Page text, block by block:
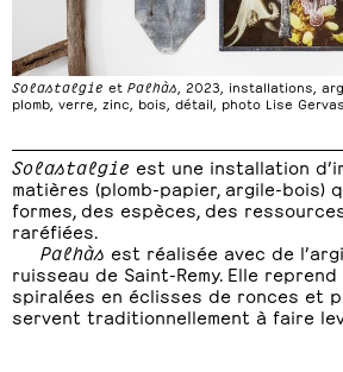
Solastalgie est une installation
matières (plomb-papier, argile-bois)
formes, des espèces, des
raréfiées.
Palhàs est réalisée avec de
ruisseau de Saint-Remy. Elle
spiralées en éclisses de ronces et
servent traditionnellement à faire
Solastalgie et Palhàs, 2023, installations,
plomb, verre, zinc, bois, détail, photo Lise